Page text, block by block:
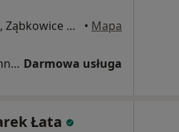
Powstańców Warszawy 8J, Ząbkowice Śląskie • Mapa
Konsultacja lekarza rodzinnego Darmowa usługa
Łata